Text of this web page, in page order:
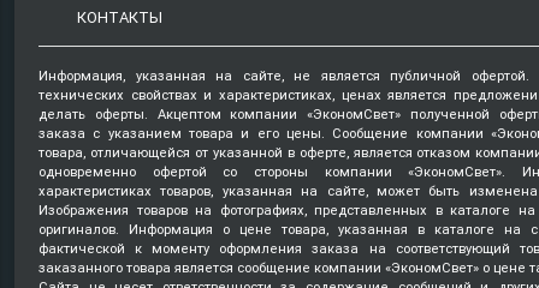
КОНТАКТЫ
Информация, указанная на сайте, не является публичной
технических свойствах и характеристиках, ценах является
делать оферты. Акцептом компании «ЭкономСвет» полученной
заказа с указанием товара и его цены. Сообщение компании
товара, отличающейся от указанной в оферте, является отказом
одновременно офертой со стороны компании «ЭкономСвет».
характеристиках товаров, указанная на сайте, может быть
Изображения товаров на фотографиях, представленных в каталоге на
оригиналов. Информация о цене товара, указанная в каталоге на
фактической к моменту оформления заказа на соответствующий
заказанного товара является сообщение компании «ЭкономСвет» о цене